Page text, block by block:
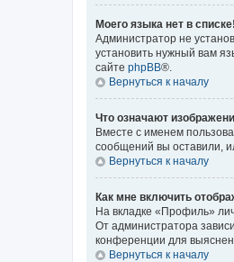
Моего языка нет в списке!
Администратор не
установить нужный вам
сайте phpBB®.
Вернуться к началу
Что означают
Вместе с именем
сообщений вы оставили,
Вернуться к началу
Как мне включить
На вкладке «Профиль»
От администратора
конференции для
Вернуться к началу